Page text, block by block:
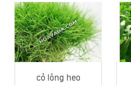
cỏ lông heo